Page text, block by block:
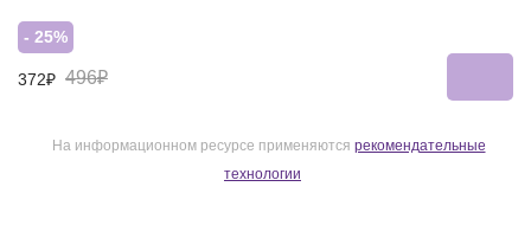
- 25%
372₽ 496₽
На информационном ресурсе применяются рекомендательные
технологии